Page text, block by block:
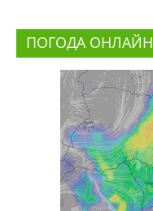
ПОГОДА ОНЛАЙН